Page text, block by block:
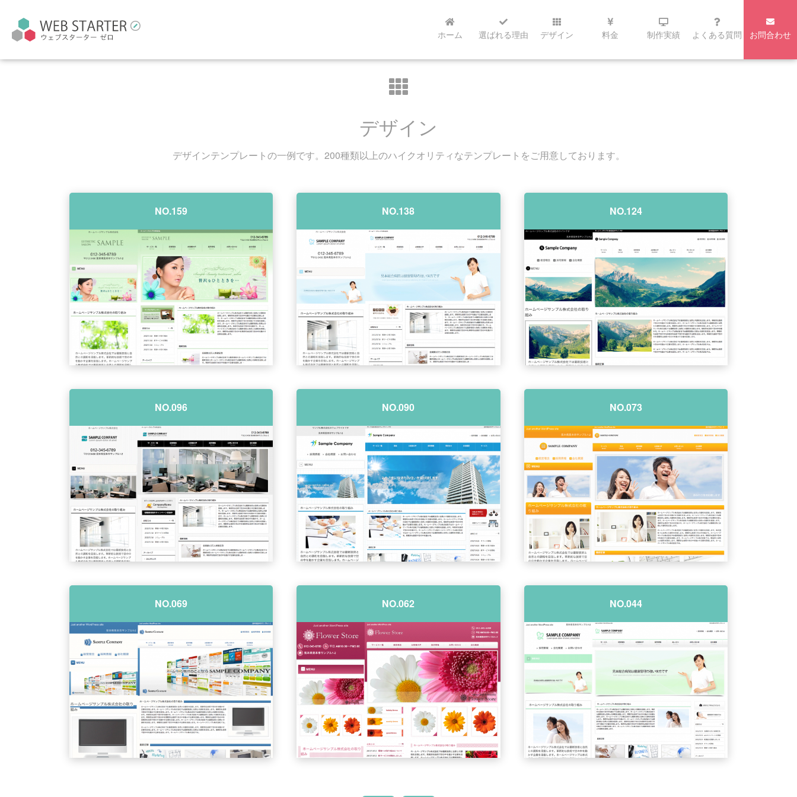
お問合わせ
ホーム 選ばれる理由 デザイン 料金 制作実績 よくある質問
デザイン
デザインテンプレートの一例です。200種類以上のハイクオリティなテンプレートをご用意しております。
NO.159 NO.138 NO.124
NO.096 NO.090 NO.073
NO.069 NO.062 NO.044